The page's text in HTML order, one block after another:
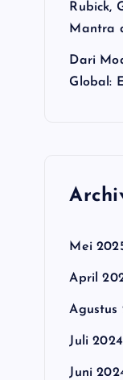
Rubick,
Mantra
Dari
Global:
Mei
April
Agustus
Juli 2024
Juni